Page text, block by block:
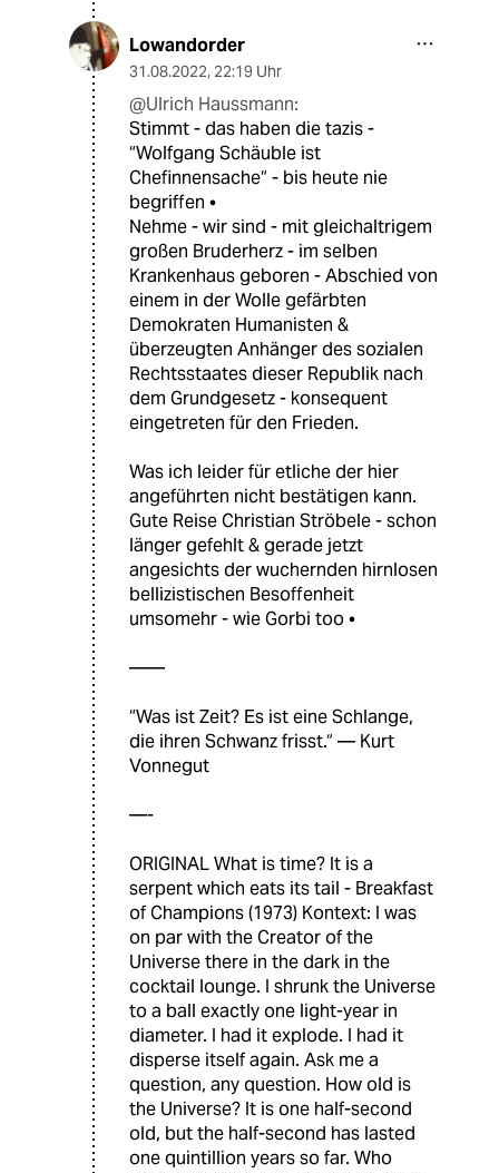
Lowandorder
31.08.2022, 22:19 Uhr
@Ulrich Haussmann:
Stimmt - das haben die tazis -
“Wolfgang Schäuble ist
Chefinnensache“ - bis heute nie
begriffen •
Nehme - wir sind - mit gleichaltrigem
großen Bruderherz - im selben
Krankenhaus geboren - Abschied von
einem in der Wolle gefärbten
Demokraten Humanisten &
überzeugten Anhänger des sozialen
Rechtsstaates dieser Republik nach
dem Grundgesetz - konsequent
eingetreten für den Frieden.
Was ich leider für etliche der hier
angeführten nicht bestätigen kann.
Gute Reise Christian Ströbele - schon
länger gefehlt & gerade jetzt
angesichts der wuchernden hirnlosen
bellizistischen Besoffenheit
umsomehr - wie Gorbi too •
——
“Was ist Zeit? Es ist eine Schlange,
die ihren Schwanz frisst.“ — Kurt
Vonnegut
—-
ORIGINAL What is time? It is a
serpent which eats its tail - Breakfast
of Champions (1973) Kontext: I was
on par with the Creator of the
Universe there in the dark in the
cocktail lounge. I shrunk the Universe
to a ball exactly one light-year in
diameter. I had it explode. I had it
disperse itself again. Ask me a
question, any question. How old is
the Universe? It is one half-second
old, but the half-second has lasted
one quintillion years so far. Who